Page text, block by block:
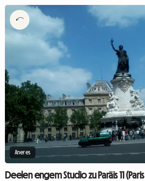
Aneres
Deelen engem Studio zu Paräis 11 (Paris